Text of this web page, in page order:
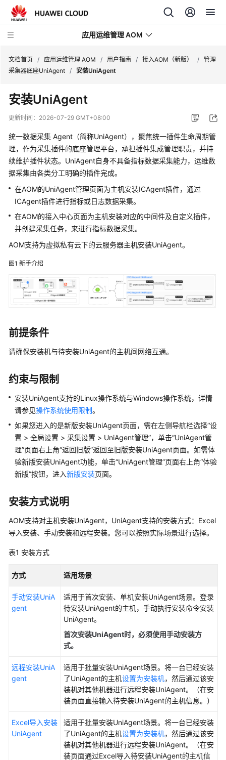
应用运维管理 AOM
最
新
动
产
品
介
计
费
说
快
入
门
户
指
南
通
过
IAM
授
使
用
AOM
的
权
全
景
控
接
AOM（新
AOM
总
文档首页 / 应用运维管理 AOM / 用户指南 / 接入AOM（新版） / 管理
采集器底座UniAgent / 安装UniAgent
安装UniAgent
更新时间： 2026-07-29 GMT+08:00
统一数据采集 Agent（简称UniAgent），聚焦统一插件生命周期管
理，作为采集插件的底座管理平台，承担插件集成管理职责，并持
续维护插件状态。UniAgent自身不具备指标数据采集能力，运维数
据采集由各类分工明确的插件完成。
在AOM的UniAgent管理页面为主机安装ICAgent插件，通过
ICAgent插件进行指标或日志数据采集。
在AOM的接入中心页面为主机安装对应的中间件及自定义插件，
并创建采集任务，来进行指标数据采集。
AOM支持为虚拟私有云下的云服务器主机安装UniAgent。
图1 新手介绍
前提条件
请确保安装机与待安装UniAgent的主机间网络互通。
约束与限制
安装UniAgent支持的Linux操作系统与Windows操作系统，详情
请参见操作系统使用限制。
如果您进入的是新版安装UniAgent页面，需在左侧导航栏选择“设
置 > 全局设置 > 采集设置 > UniAgent管理”，单击“UniAgent管
理”页面右上角“返回旧版”返回至旧版安装UniAgent页面。如需体
验新版安装UniAgent功能，单击“UniAgent管理”页面右上角“体验
新版”按钮，进入新版安装页面。
安装方式说明
AOM支持对主机安装UniAgent，UniAgent支持的安装方式：Excel
导入安装、手动安装和远程安装。您可以按照实际场景进行选择。
表1 安装方式
方式 适用场景
手动安装UniA
gent
适用于首次安装、单机安装UniAgent场景。登录
待安装UniAgent的主机，手动执行安装命令安装
UniAgent。
首次安装UniAgent时，必须使用手动安装方
式。
远程安装UniA
gent
适用于批量安装UniAgent场景。将一台已经安装
了UniAgent的主机设置为安装机，然后通过该安
装机对其他机器进行远程安装UniAgent。（在安
装页面直接输入待安装UniAgent的主机信息。）
Excel导入安装
UniAgent
适用于批量安装UniAgent场景。将一台已经安装
了UniAgent的主机设置为安装机，然后通过该安
装机对其他机器进行远程安装UniAgent。（在安
装页面通过Excel导入待安装UniAgent的主机信